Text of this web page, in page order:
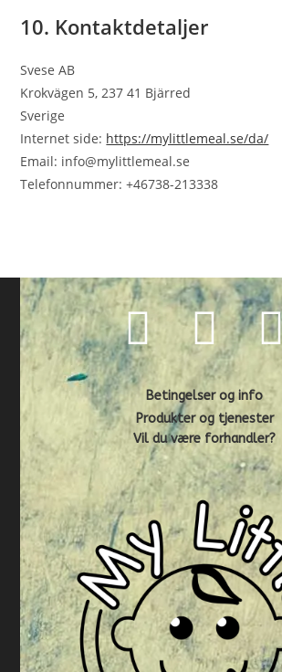
10. Kontaktdetaljer
Svese AB
Krokvägen 5, 237 41 Bjärred
Sverige
Internet side: https://mylittlemeal.se/da/
Email: info@mylittlemeal.se
Telefonnummer: +46738-213338
Betingelser og info
Produkter og tjenester
Vil du være forhandler?